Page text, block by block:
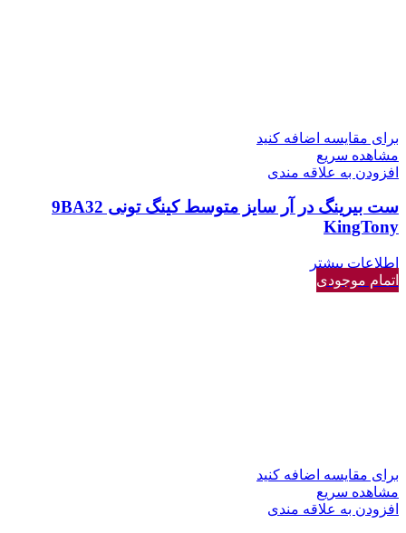
برای مقایسه اضافه کنید
مشاهده سریع
افزودن به علاقه مندی
ست بیرینگ در آر سایز متوسط کینگ تونی 9BA32
KingTony
اطلاعات بیشتر
اتمام موجودی
برای مقایسه اضافه کنید
مشاهده سریع
افزودن به علاقه مندی